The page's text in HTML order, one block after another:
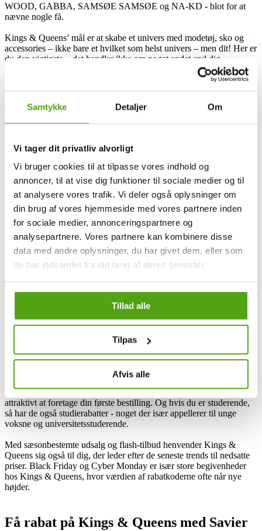
Samtykke Detaljer Om
Vi tager dit privatliv alvorligt
Vi bruger cookies til at tilpasse vores indhold og
annoncer, til at vise dig funktioner til sociale medier og til
at analysere vores trafik. Vi deler også oplysninger om
din brug af vores hjemmeside med vores partnere inden
for sociale medier, annonceringspartnere og
analysepartnere. Vores partnere kan kombinere disse
data med andre oplysninger, du har givet dem, eller som
de har indsamlet fra din brug af deres tjenester.
Tillad alle
Tilpas
Afvis alle
WOOD, GABBA, SAMSØE SAMSØE og NA-KD - blot for at
nævne nogle få.
Kings & Queens’ mål er at skabe et univers med modetøj, sko og
accessories – ikke bare et hvilket som helst univers – men dit! Her er
du den vigtigste – det handler ikke om noget andet end dig.
Modeshoppen sørger derfor også altid for at finde præcist det tøj til
dig, der får din hverdag til at skinne – det tøj der definerer dig.
“Klæder skaber folk”, skrev Shakespeare i Hamlet. Mark Twain
or no influence in society.” Hos Kings & Queens bakker de op om
begge udsagn – men ønsker også gerne at vende dem lidt på
kun et stykke stof, når det hænger på en bøjle eller ligger på en
hylde. Men når du tager tøjet på sker der imidlertid noget magisk:
Tøjet får liv og bliver en del af din fortælling.
Hos Kings & Queens har de derfor dedikeret os til netop denne
opgave ved at finde et udvalg af modetøj til både piger og fyre samt
kvinder og mænd. Uanset om du handler i en af deres 21 fysiske
butikker eller i webshoppen skal du kunne finde præcist det
modetøj, du drømmer om.
Kings & Queens og rabatkoder
særlige kampagner. Her sender de eksklusive tilbud og tidlige
advarsler om udsalg direkte til dine indbakke. Derudover har Kings
& Queens et loyalitetsprogram, der belønner faste kunder med ekstra
Kings & Queens fejrer desuden deres kunders fødselsdage ved at
tilbyde personlige fødselsdagsrabatter – en ekstra grund til at handle
desuden ofte finde velkomstrabatter, der gør det endnu mere
attraktivt at foretage din første bestilling. Og hvis du er studerende,
så har de også studierabatter - noget der især appellerer til unge
voksne og universitetsstuderende.
Med sæsonbestemte udsalg og flash-tilbud henvender Kings &
Queens sig også til dig, der leder efter de seneste trends til nedsatte
priser. Black Friday og Cyber Monday er især store begivenheder
hos Kings & Queens, hvor værdien af rabatkoderne ofte når nye
højder.
Få rabat på Kings & Queens med Savier